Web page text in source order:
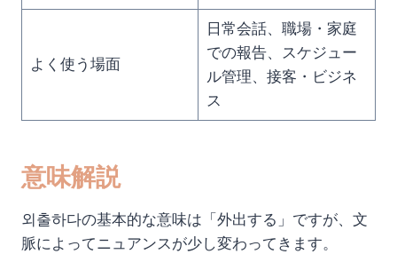
よく使う場面
日常会話、職場・家庭
での報告、スケジュー
ル管理、接客・ビジネ
ス
意味解説
외출하다の基本的な意味は「外出する」ですが、文
脈によってニュアンスが少し変わってきます。